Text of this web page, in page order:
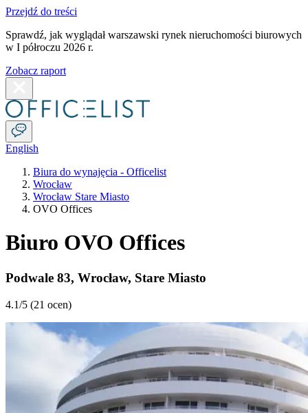
Przejdź do treści
Sprawdź, jak wyglądał warszawski rynek nieruchomości biurowych
w I półroczu 2026 r.
Zobacz raport
English
Biura do wynajęcia - Officelist
Wrocław
Wrocław Stare Miasto
OVO Offices
Biuro OVO Offices
Podwale 83, Wrocław, Stare Miasto
4.1/5 (21 ocen)